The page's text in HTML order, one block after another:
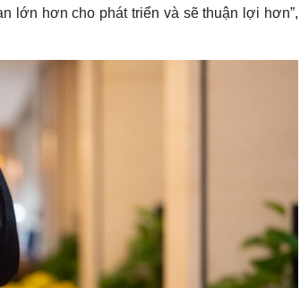
lớn hơn cho phát triển và sẽ thuận lợi hơn”,